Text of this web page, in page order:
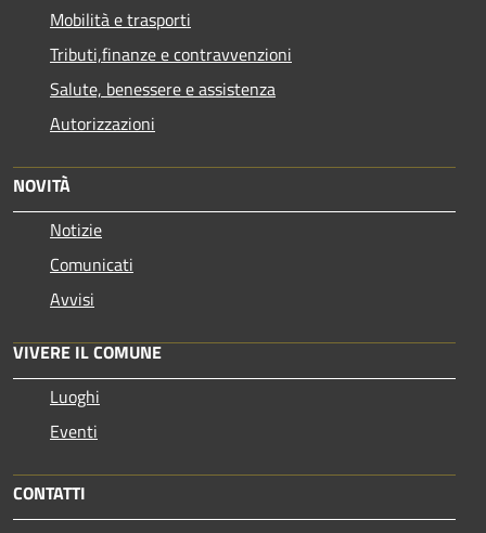
Mobilità e trasporti
Tributi,finanze e contravvenzioni
Salute, benessere e assistenza
Autorizzazioni
NOVITÀ
Notizie
Comunicati
Avvisi
VIVERE IL COMUNE
Luoghi
Eventi
CONTATTI